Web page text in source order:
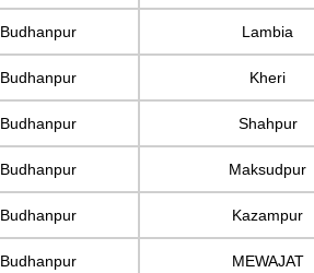
Budhanpur Lambia
Budhanpur Kheri
Budhanpur Shahpur
Budhanpur Maksudpur
Budhanpur Kazampur
Budhanpur MEWAJAT